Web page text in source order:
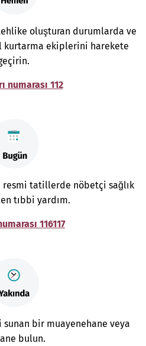
oluşturan durumlarda ve
ekiplerini harekete
numarası 112
resmi tatillerde nöbetçi sağlık
tıbbi yardım.
116117
bir muayenehane veya
bulun.